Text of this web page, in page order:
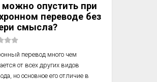
менее деревянная. Вспомним, как
можно опустить при
переводе без
смысла?
перевод много чем
от всех других видов
но основное его отличие в